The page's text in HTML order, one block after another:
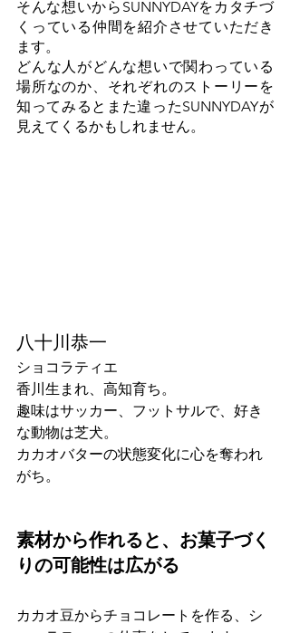
そんな想いからSUNNYDAYをカタチづ
くっている仲間を紹介させていただき
ます。
どんな人がどんな想いで関わっている
場所なのか、それぞれのストーリーを
知ってみるとまた違ったSUNNYDAYが
見えてくるかもしれません。
八十川恭一
ショコラティエ
香川生まれ、高知育ち。
趣味はサッカー、フットサルで、好き
な動物は芝犬。
カカオバターの状態変化に心を奪われ
がち。
素材から作れると、お菓子づく
りの可能性は広がる
カカオ豆からチョコレートを作る、シ